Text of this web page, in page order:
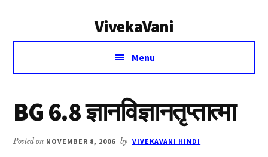
VivekaVani
Voice
Vivekananda
Menu
BG 6.8 ज्ञानविज्ञानतृप्तात्मा
Posted on NOVEMBER 8, 2006 by VIVEKAVANI HINDI